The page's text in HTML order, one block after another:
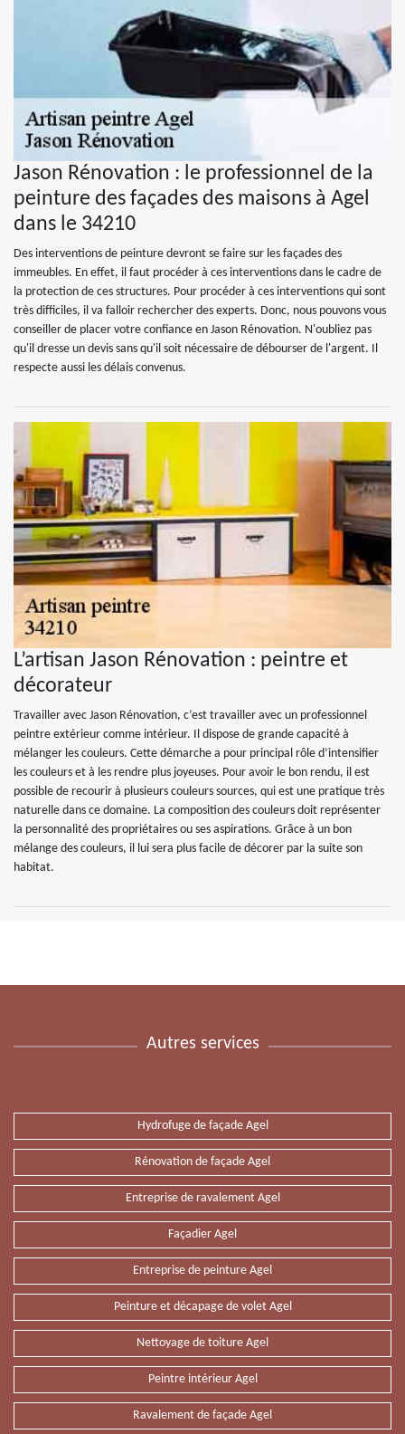
Jason Rénovation : le professionnel de la
peinture des façades des maisons à Agel
dans le 34210
Des interventions de peinture devront se faire sur les façades des
immeubles. En effet, il faut procéder à ces interventions dans le cadre de
la protection de ces structures. Pour procéder à ces interventions qui sont
très difficiles, il va falloir rechercher des experts. Donc, nous pouvons vous
conseiller de placer votre confiance en Jason Rénovation. N'oubliez pas
qu'il dresse un devis sans qu'il soit nécessaire de débourser de l'argent. Il
respecte aussi les délais convenus.
L’artisan Jason Rénovation : peintre et
décorateur
Travailler avec Jason Rénovation, c’est travailler avec un professionnel
peintre extérieur comme intérieur. Il dispose de grande capacité à
mélanger les couleurs. Cette démarche a pour principal rôle d’intensifier
les couleurs et à les rendre plus joyeuses. Pour avoir le bon rendu, il est
possible de recourir à plusieurs couleurs sources, qui est une pratique très
naturelle dans ce domaine. La composition des couleurs doit représenter
la personnalité des propriétaires ou ses aspirations. Grâce à un bon
mélange des couleurs, il lui sera plus facile de décorer par la suite son
habitat.
Autres services
Hydrofuge de façade Agel
Rénovation de façade Agel
Entreprise de ravalement Agel
Façadier Agel
Entreprise de peinture Agel
Peinture et décapage de volet Agel
Nettoyage de toiture Agel
Peintre intérieur Agel
Ravalement de façade Agel